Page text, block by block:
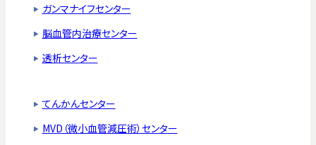
ガンマナイフセンター
脳血管内治療センター
透析センター
てんかんセンター
MVD（微小血管減圧術）センター